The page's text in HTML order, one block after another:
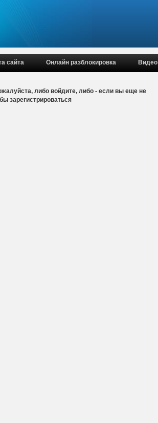
сайта Онлайн разблокировка Видео
либо войдите, либо - если вы еще не
зарегистрироваться